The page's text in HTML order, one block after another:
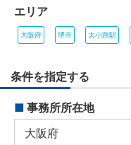
エリア
大阪府 堺市 大小路駅
条件を指定する
■ 事務所所在地